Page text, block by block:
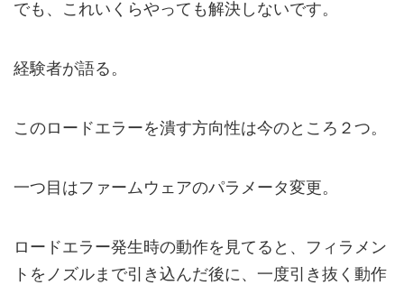
でも、これいくらやっても解決しないです。
経験者が語る。
このロードエラーを潰す方向性は今のところ２つ。
一つ目はファームウェアのパラメータ変更。
ロードエラー発生時の動作を見てると、フィラメン
トをノズルまで引き込んだ後に、一度引き抜く動作